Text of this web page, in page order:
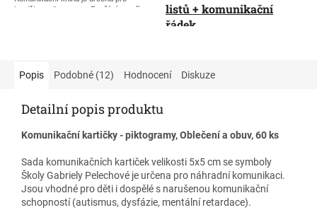
kartičky - piktogramy. Používá se při
piktogram
"Já chci".
listů + komunikační
řádek
Používá se při náhradní
je piktogram"Já chci".
Popis Podobné (12) Hodnocení Diskuze
Detailní popis produktu
Komunikační kartičky - piktogramy, Oblečení a obuv, 60 ks
Sada komunikačních kartiček velikosti 5x5 cm se symboly
Školy Gabriely Pelechové je určena pro náhradní komunikaci.
Jsou vhodné pro děti i dospělé s narušenou komunikační
schopností (autismus, dysfázie, mentální retardace).